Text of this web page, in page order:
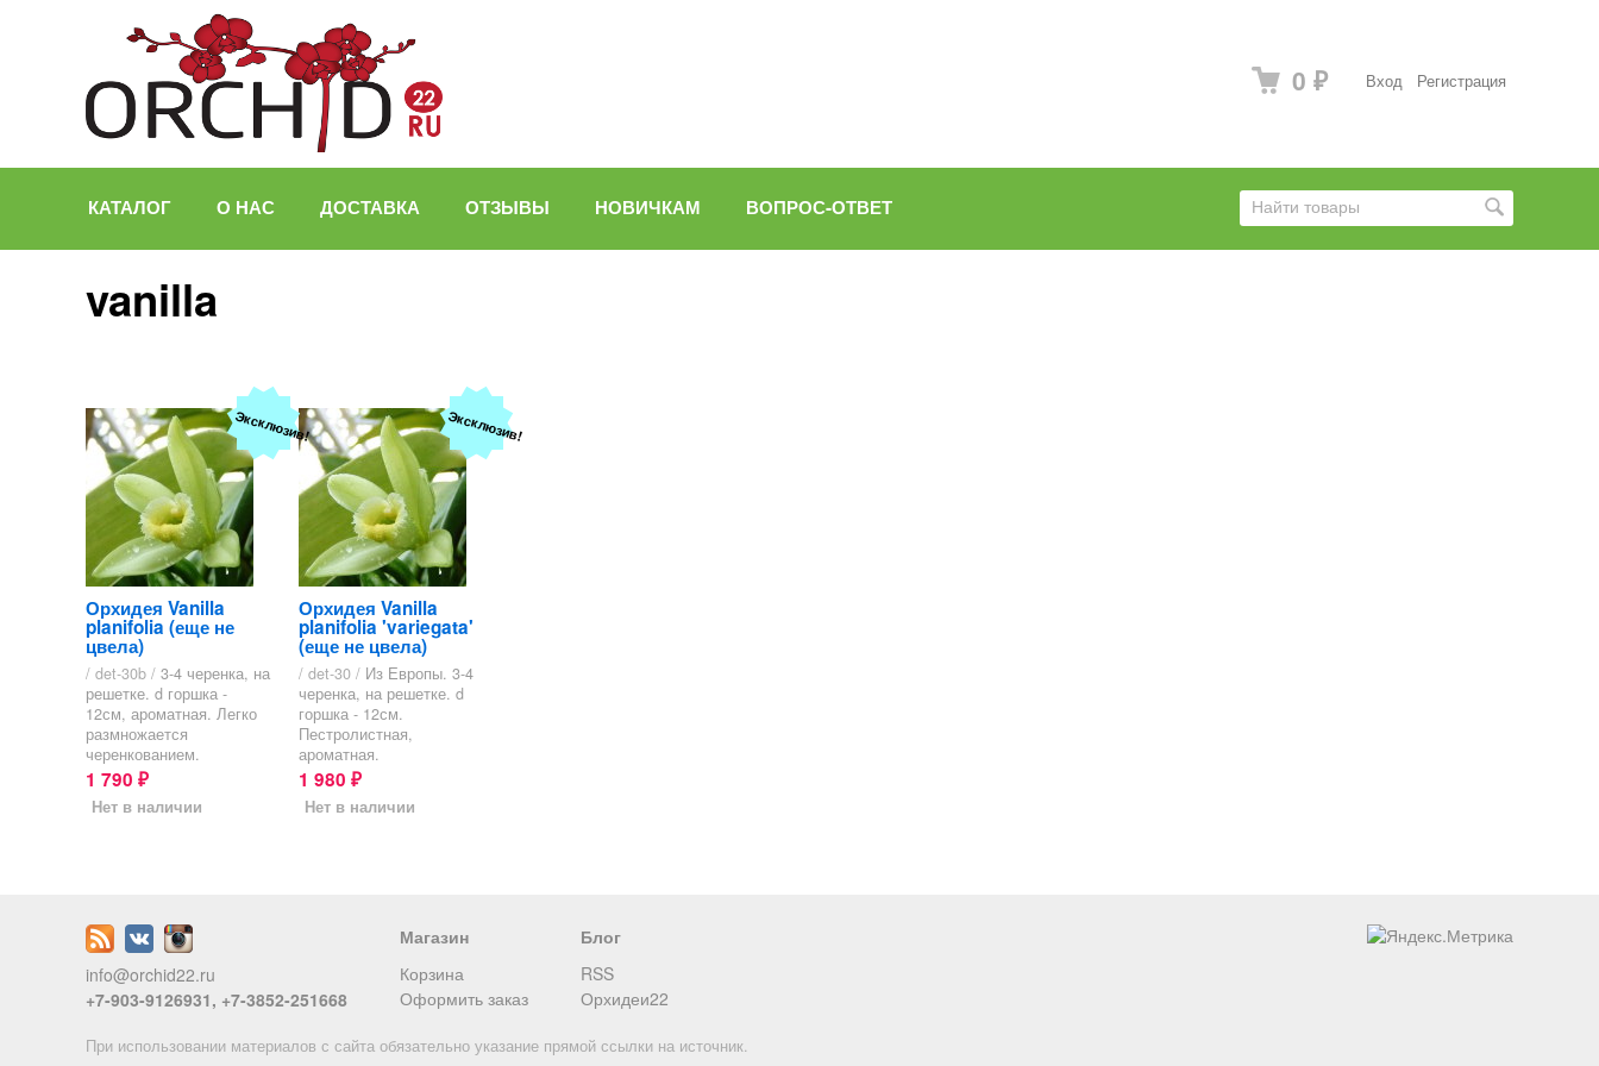
Вход Регистрация
0 ₽
КАТАЛОГ О НАС ДОСТАВКА ОТЗЫВЫ НОВИЧКАМ ВОПРОС-ОТВЕТ
vanilla
Эксклюзив!
Орхидея Vanilla
planifolia (еще не
цвела)
/ det-30b / 3-4 черенка, на
решетке. d горшка -
12см, ароматная. Легко
размножается
черенкованием.
1 790 ₽
Нет в наличии
Эксклюзив!
Орхидея Vanilla
planifolia 'variegata'
(еще не цвела)
/ det-30 / Из Европы. 3-4
черенка, на решетке. d
горшка - 12см.
Пестролистная,
ароматная.
1 980 ₽
Нет в наличии
info@orchid22.ru
+7-903-9126931, +7-3852-251668
Магазин
Корзина
Оформить заказ
Блог
RSS
Орхидеи22
При использовании материалов с сайта обязательно указание прямой ссылки на источник.